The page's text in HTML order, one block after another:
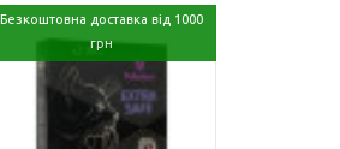
Безкоштовна доставка від 1000
грн